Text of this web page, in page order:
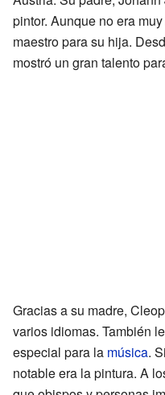
pintor. Aunque no era
maestro para su hija.
mostró un gran talento
Gracias a su madre,
varios idiomas. También
especial para la música.
notable era la pintura. A